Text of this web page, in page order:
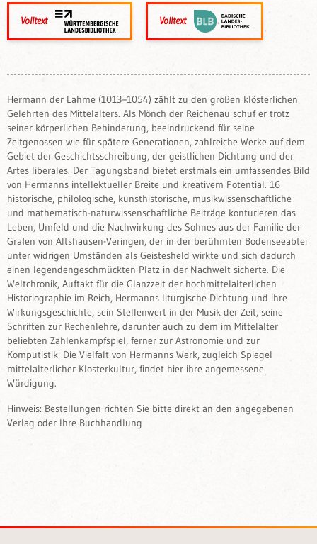
Volltext Volltext
Hermann der Lahme (1013–1054) zählt zu den großen klösterlichen
Gelehrten des Mittelalters. Als Mönch der Reichenau schuf er trotz
seiner körperlichen Behinderung, beeindruckend für seine
Zeitgenossen wie für spätere Generationen, zahlreiche Werke auf dem
Gebiet der Geschichtsschreibung, der geistlichen Dichtung und der
Artes liberales. Der Tagungsband bietet erstmals ein umfassendes Bild
von Hermanns intellektueller Breite und kreativem Potential. 16
historische, philologische, kunsthistorische, musikwissenschaftliche
und mathematisch-naturwissenschaftliche Beiträge konturieren das
Leben, Umfeld und die Nachwirkung des Sohnes aus der Familie der
Grafen von Altshausen-Veringen, der in der berühmten Bodenseeabtei
unter widrigen Umständen als Geistesheld wirkte und sich dadurch
einen legendengeschmückten Platz in der Nachwelt sicherte. Die
Weltchronik, Auftakt für die Glanzzeit der hochmittelalterlichen
Historiographie im Reich, Hermanns liturgische Dichtung und ihre
Wirkungsgeschichte, sein Stellenwert in der Musik der Zeit, seine
Schriften zur Rechenlehre, darunter auch zu dem im Mittelalter
beliebten Zahlenkampfspiel, ferner zur Astronomie und zur
Komputistik: Die Vielfalt von Hermanns Werk, zugleich Spiegel
mittelalterlicher Klosterkultur, findet hier ihre angemessene
Würdigung.
Hinweis: Bestellungen richten Sie bitte direkt an den angegebenen
Verlag oder Ihre Buchhandlung